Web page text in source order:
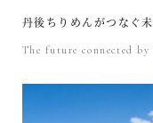
丹後ちりめんがつなぐ
The future connected